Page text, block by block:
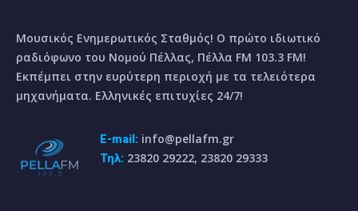
Μουσικός Ενημερωτικός Σταθμός! Ο πρώτο ιδιωτικό
ραδιόφωνο του Νομού Πέλλας, Πέλλα FM 103.3 FM!
Εκπέμπει στην ευρύτερη περιοχή με τα τελειότερα
μηχανήματα. Ελληνικές επιτυχίες 24/7!
E-mail: info@pellafm.gr
Τηλ: 23820 29222, 23820 29333